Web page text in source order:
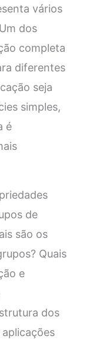
vários
dos
completa
diferentes
seja
simples,
é
de
são os
Quais
e
dos